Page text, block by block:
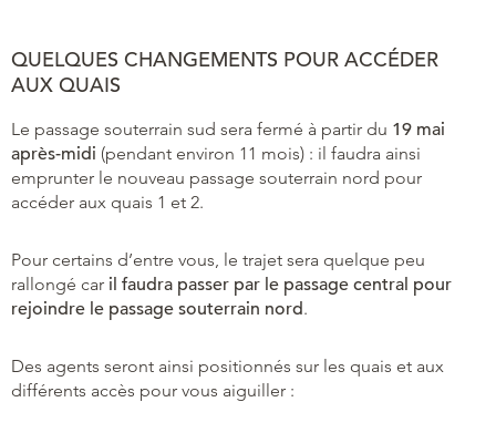
QUELQUES CHANGEMENTS POUR ACCÉDER
AUX QUAIS
Le passage souterrain sud sera fermé à partir du 19 mai
après-midi (pendant environ 11 mois) : il faudra ainsi
emprunter le nouveau passage souterrain nord pour
accéder aux quais 1 et 2.
Pour certains d’entre vous, le trajet sera quelque peu
rallongé car il faudra passer par le passage central pour
rejoindre le passage souterrain nord.
Des agents seront ainsi positionnés sur les quais et aux
différents accès pour vous aiguiller :